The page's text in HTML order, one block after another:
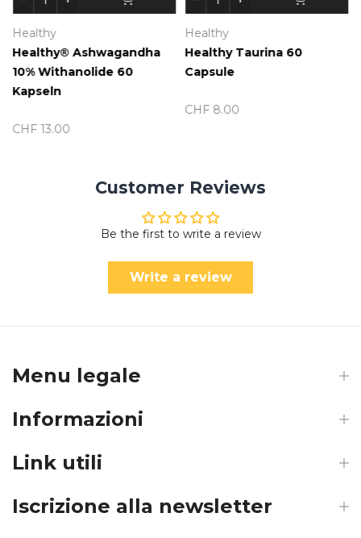
Healthy
Healthy® Ashwagandha
10% Withanolide 60
Kapseln
CHF 13.00
Healthy
Healthy Taurina 60
Capsule
CHF 8.00
Customer Reviews
Be the first to write a review
Write a review
Menu legale
Informazioni
Link utili
Iscrizione alla newsletter